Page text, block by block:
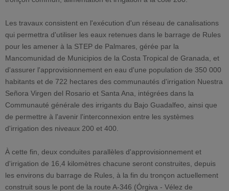
Les travaux consistent en l'exécution d'un réseau de canalisations
qui permettra d'utiliser les eaux retenues dans le barrage de Rules
pour les amener à la STEP de Palmares, gérée par la
Mancomunidad de Municipios de la Costa Tropical de Granada, et
d'assurer l'approvisionnement en eau d'une population de 350 000
habitants et de 722 hectares des communautés d'irrigation Nuestra
Señora Virgen del Rosario et Santa Ana, intégrées dans la
Communauté générale des irrigants du Bajo Guadalfeo, ainsi que
de permettre à l'avenir l'interconnexion entre les systèmes
d'irrigation des niveaux 200 et 400.
À cette fin, deux conduites parallèles d'approvisionnement et
d'irrigation de 16,4 kilomètres chacune seront construites, depuis
les environs du barrage de Rules, à la fin du tronçon actuellement
construit sous le pont de la route A-346 (Órgiva - Vélez de